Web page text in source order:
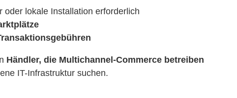
oder lokale Installation erforderlich
Händler, die Multichannel-Commerce betreiben
IT-Infrastruktur suchen.